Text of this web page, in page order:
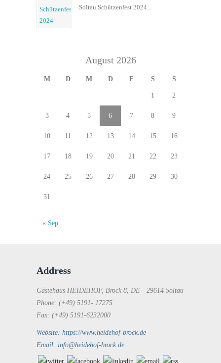
Soltau Schützenfest 2024...
August 2026
M D M D F S S
1 2
3 4 5 6 7 8 9
10 11 12 13 14 15 16
17 18 19 20 21 22 23
24 25 26 27 28 29 30
31
« Sep.
Address
Gästehaus HEIDEHOF, Brock 8, DE - 29614 Soltau
Phone: (+49) 5191- 17275
Fax: (+49) 5191-6232000
Website: https://www.heidehof-brock.de
Email: info@heidehof-brock.de